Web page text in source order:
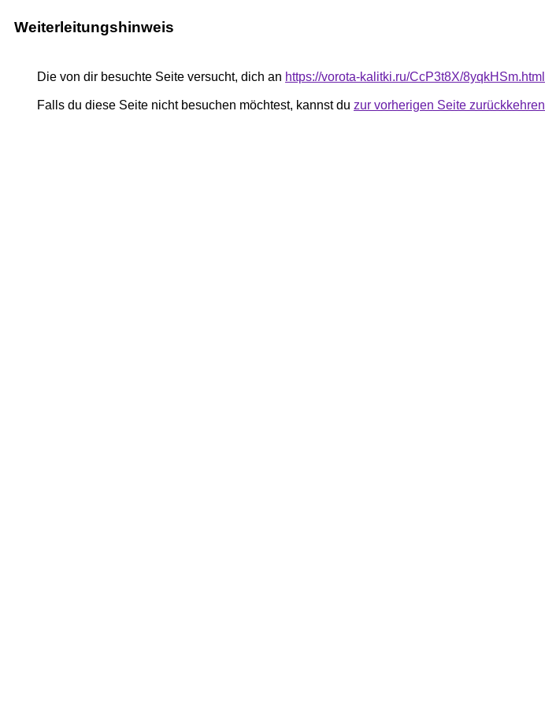
Weiterleitungshinweis
Die von dir besuchte Seite versucht, dich an https://vorota-kalitki.ru/CcP3t8X/8yqkHSm.html
Falls du diese Seite nicht besuchen möchtest, kannst du zur vorherigen Seite zurückkehren